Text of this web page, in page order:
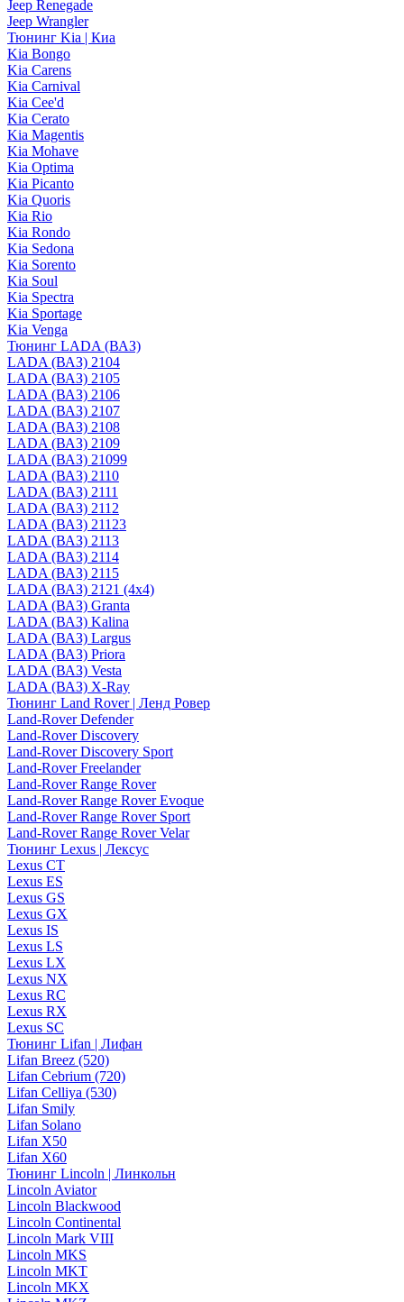
Jeep Renegade
Jeep Wrangler
Тюнинг Kia | Киа
Kia Bongo
Kia Carens
Kia Carnival
Kia Cee'd
Kia Cerato
Kia Magentis
Kia Mohave
Kia Optima
Kia Picanto
Kia Quoris
Kia Rio
Kia Rondo
Kia Sedona
Kia Sorento
Kia Soul
Kia Spectra
Kia Sportage
Kia Venga
Тюнинг LADA (ВАЗ)
LADA (ВАЗ) 2104
LADA (ВАЗ) 2105
LADA (ВАЗ) 2106
LADA (ВАЗ) 2107
LADA (ВАЗ) 2108
LADA (ВАЗ) 2109
LADA (ВАЗ) 21099
LADA (ВАЗ) 2110
LADA (ВАЗ) 2111
LADA (ВАЗ) 2112
LADA (ВАЗ) 21123
LADA (ВАЗ) 2113
LADA (ВАЗ) 2114
LADA (ВАЗ) 2115
LADA (ВАЗ) 2121 (4x4)
LADA (ВАЗ) Granta
LADA (ВАЗ) Kalina
LADA (ВАЗ) Largus
LADA (ВАЗ) Priora
LADA (ВАЗ) Vesta
LADA (ВАЗ) X-Ray
Тюнинг Land Rover | Ленд Ровер
Land-Rover Defender
Land-Rover Discovery
Land-Rover Discovery Sport
Land-Rover Freelander
Land-Rover Range Rover
Land-Rover Range Rover Evoque
Land-Rover Range Rover Sport
Land-Rover Range Rover Velar
Тюнинг Lexus | Лексус
Lexus CT
Lexus ES
Lexus GS
Lexus GX
Lexus IS
Lexus LS
Lexus LX
Lexus NX
Lexus RC
Lexus RX
Lexus SC
Тюнинг Lifan | Лифан
Lifan Breez (520)
Lifan Cebrium (720)
Lifan Celliya (530)
Lifan Smily
Lifan Solano
Lifan X50
Lifan X60
Тюнинг Lincoln | Линкольн
Lincoln Aviator
Lincoln Blackwood
Lincoln Continental
Lincoln Mark VIII
Lincoln MKS
Lincoln MKT
Lincoln MKX